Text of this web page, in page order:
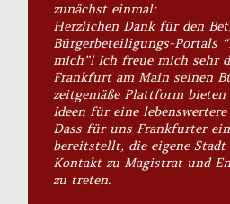
zunächst einmal:
Herzlichen Dank für den
Bürgerbeteiligungs-Portals
mich”! Ich freue mich sehr
Frankfurt am Main seinen
zeitgemäße Plattform
Ideen für eine
Dass für uns Frankfurter
bereitstellt, die eigene
Kontakt zu Magistrat und
zu treten.